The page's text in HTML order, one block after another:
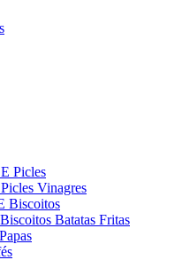
Picles
Vinagres
Biscoitos
Batatas Fritas